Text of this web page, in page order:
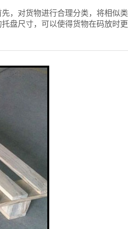
，对货物进行合理分类，将相似
盘尺寸，可以使得货物在码放时